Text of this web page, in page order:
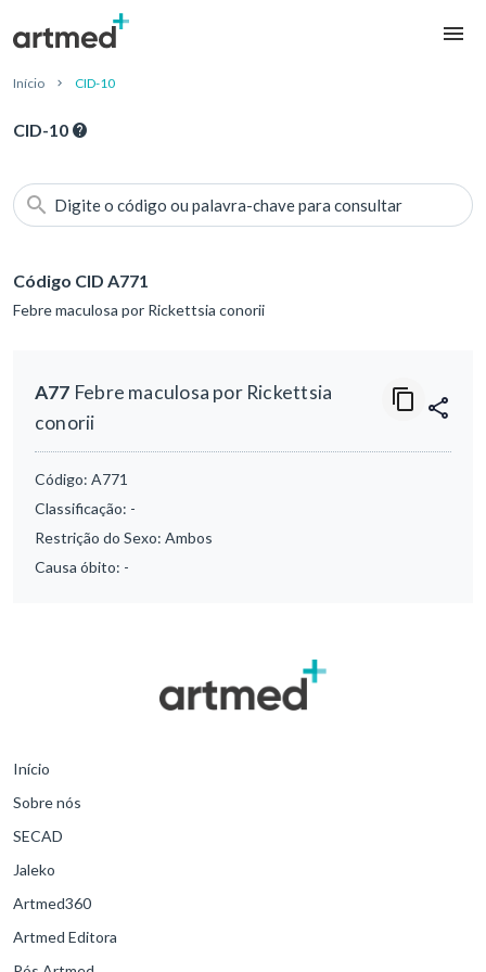
Início CID-10
CID-10
Digite o código ou palavra-chave para consultar
Código CID A771
Febre maculosa por Rickettsia conorii
A77 Febre maculosa por Rickettsia
conorii
Código: A771
Classificação: -
Restrição do Sexo: Ambos
Causa óbito: -
Início
Sobre nós
SECAD
Jaleko
Artmed360
Artmed Editora